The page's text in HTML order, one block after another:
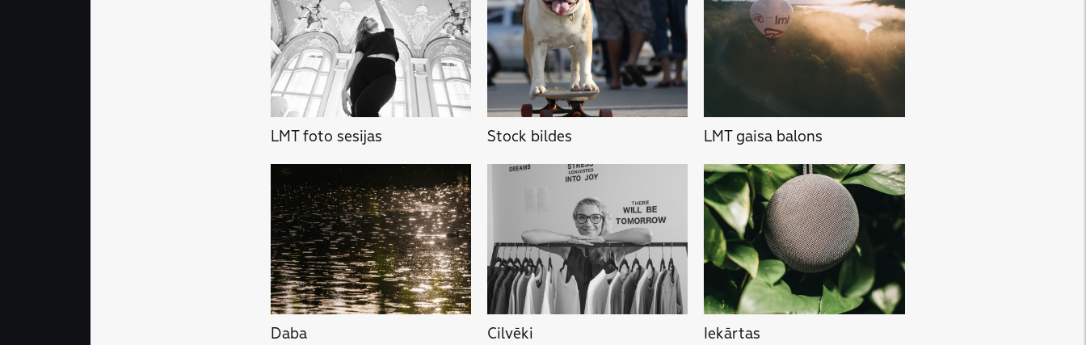
LMT foto sesijas Stock bildes LMT gaisa balons
Daba Cilvēki Iekārtas